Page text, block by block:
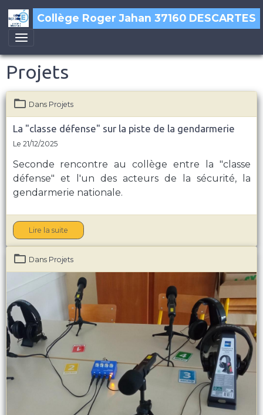
Collège Roger Jahan 37160 DESCARTES
Projets
Dans Projets
La "classe défense" sur la piste de la gendarmerie
Le 21/12/2025
Seconde rencontre au collège entre la "classe
défense" et l'un des acteurs de la sécurité, la
gendarmerie nationale.
Lire la suite
Dans Projets